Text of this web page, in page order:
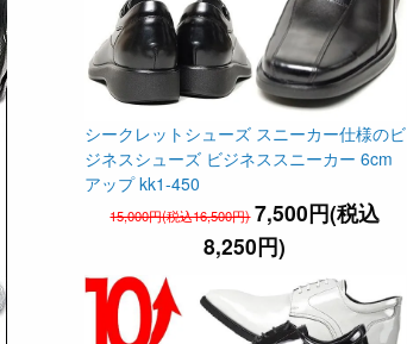
シークレットシューズ スニーカー仕様のビ
ジネスシューズ ビジネススニーカー 6cm
アップ kk1-450
15,000円(税込16,500円) 7,500円(税込
8,250円)